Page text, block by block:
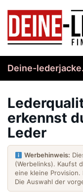
content
Deine-
erkennst
Leder
Werbehinweis:
(Werbelinks). Kaufst
eine kleine
Die Auswahl der